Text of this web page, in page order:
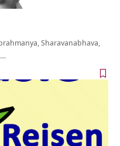
Sharavanabhava,